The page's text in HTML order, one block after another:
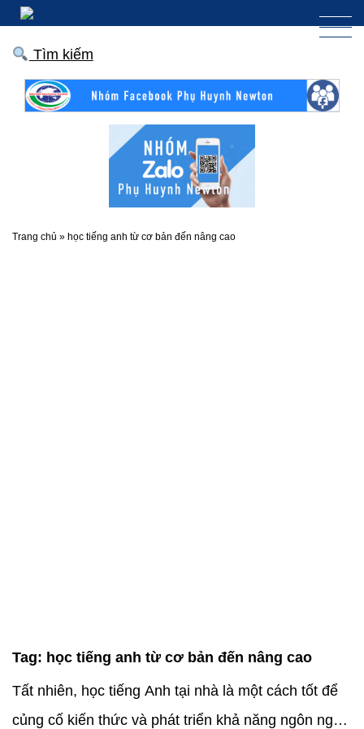
Tìm kiếm
Trang chủ » học tiếng anh từ cơ bản đến nâng cao
Tag: học tiếng anh từ cơ bản đến nâng cao
Tất nhiên, học tiếng Anh tại nhà là một cách tốt để
củng cố kiến thức và phát triển khả năng ngôn ngữ